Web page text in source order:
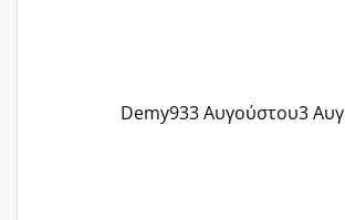
Demy933 Αυγούστου3 Αυγ